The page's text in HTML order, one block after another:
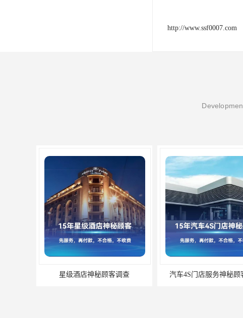
http://www.ssf0007.com
星级酒店神秘顾客调查 汽车4S门店服务神秘顾